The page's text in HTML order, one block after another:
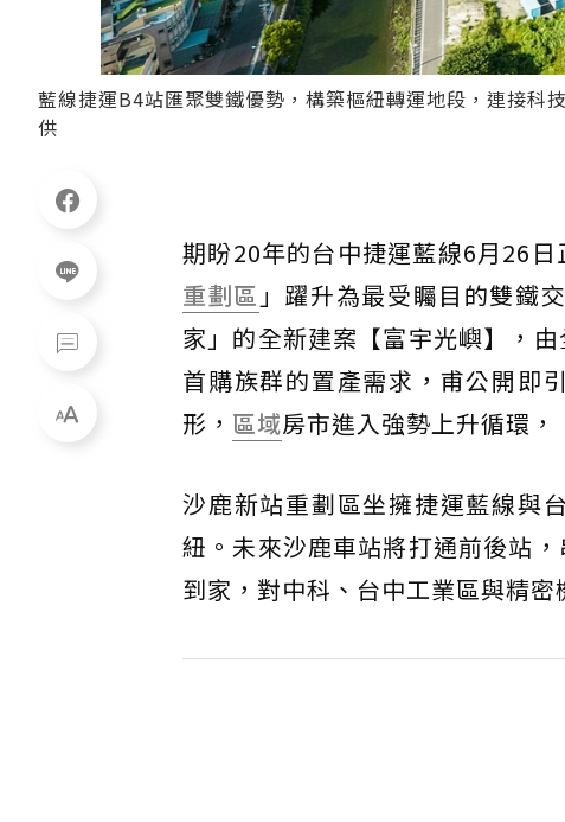
藍線捷運B4站匯聚雙鐵優勢，構築樞紐轉運地段，連接科
供
期盼20年的台中捷運藍線6月26
重劃區 」躍升為最受矚目的雙鐵
家」的全新建案【富宇光嶼】，
首購族群的置產需求，甫公開即
形， 區域房市進入強勢上升循環
沙鹿新站重劃區坐擁捷運藍線與
紐。未來沙鹿車站將打通前後站
到家，對中科、台中工業區與精密